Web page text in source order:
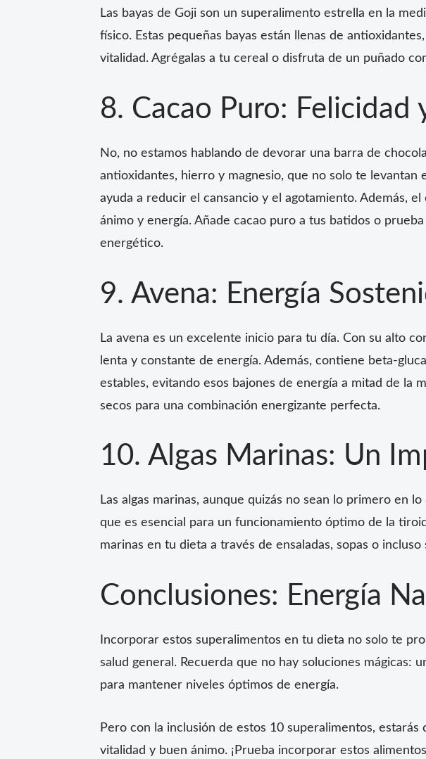
Las bayas de Goji son un superalimento estrella en la
físico. Estas pequeñas bayas están llenas de
vitalidad. Agrégalas a tu cereal o disfruta de un puñado
8. Cacao Puro: Felicidad
No, no estamos hablando de devorar una barra de
antioxidantes, hierro y magnesio, que no solo te
ayuda a reducir el cansancio y el agotamiento. Además,
ánimo y energía. Añade cacao puro a tus batidos o
energético.
9. Avena: Energía
La avena es un excelente inicio para tu día. Con su alto
lenta y constante de energía. Además, contiene beta-
estables, evitando esos bajones de energía a mitad de la
secos para una combinación energizante perfecta.
10. Algas Marinas: Un
Las algas marinas, aunque quizás no sean lo primero en
que es esencial para un funcionamiento óptimo de la
marinas en tu dieta a través de ensaladas, sopas o
Conclusiones: Energía
Incorporar estos superalimentos en tu dieta no solo te
salud general. Recuerda que no hay soluciones mágicas:
para mantener niveles óptimos de energía.
Pero con la inclusión de estos 10 superalimentos,
vitalidad y buen ánimo. ¡Prueba incorporar estos